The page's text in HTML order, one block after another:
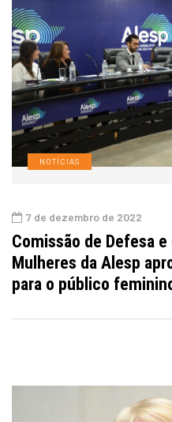
NOTÍCIAS
7 de dezembro de 2022
Comissão de Defesa
Mulheres da Alesp
para o público